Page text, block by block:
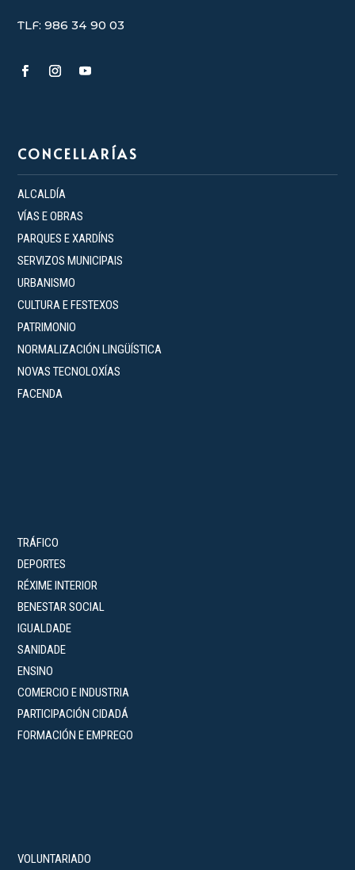
TLF: 986 34 90 03
CONCELLARÍAS
ALCALDÍA
VÍAS E OBRAS
PARQUES E XARDÍNS
SERVIZOS MUNICIPAIS
URBANISMO
CULTURA E FESTEXOS
PATRIMONIO
NORMALIZACIÓN LINGÜÍSTICA
NOVAS TECNOLOXÍAS
FACENDA
TRÁFICO
DEPORTES
RÉXIME INTERIOR
BENESTAR SOCIAL
IGUALDADE
SANIDADE
ENSINO
COMERCIO E INDUSTRIA
PARTICIPACIÓN CIDADÁ
FORMACIÓN E EMPREGO
VOLUNTARIADO